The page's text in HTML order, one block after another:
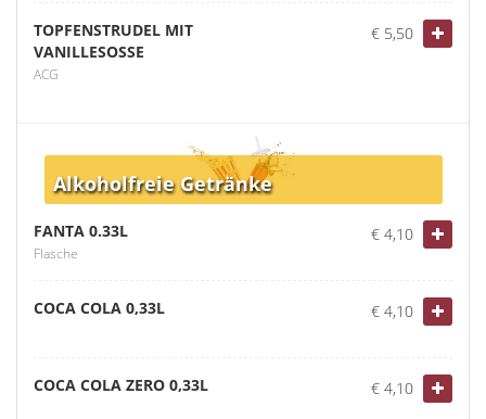
TOPFENSTRUDEL MIT
VANILLESOSSE
ACG
€ 5,50
Alkoholfreie Getränke
FANTA 0.33L
Flasche
€ 4,10
COCA COLA 0,33L € 4,10
COCA COLA ZERO 0,33L € 4,10